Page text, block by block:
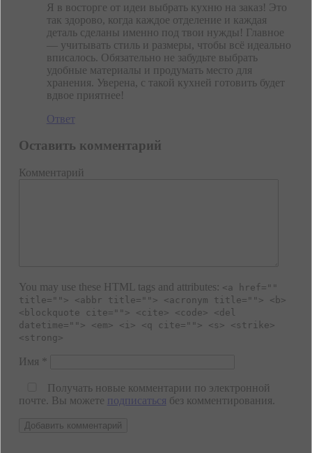
Я в восторге от идеи выбрать кухню на заказ! Это
так здорово, когда каждое отделение и каждая
деталь сделаны именно под твои нужды! Главное
— учитывать стиль и размеры, чтобы всё идеально
вписалось. Обязательно не забудьте выбрать
удобные материалы и продумать место для
хранения. Уверена, с такой кухней готовить будет
вдвое приятнее!
Ответ
Оставить комментарий
Комментарий
You may use these HTML tags and attributes: <a href=""
title=""> <abbr title=""> <acronym title=""> <b>
<blockquote cite=""> <cite> <code> <del
datetime=""> <em> <i> <q cite=""> <s> <strike>
<strong>
Имя
Получать новые комментарии по электронной
почте. Вы можете подписаться без комментирования.